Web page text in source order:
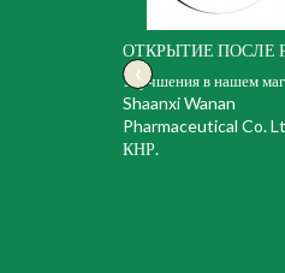
ОТКРЫТИЕ ПОСЛЕ
Улучшения в нашем
‹
Shaanxi Wanan
Pharmaceutical Co.
КНР.